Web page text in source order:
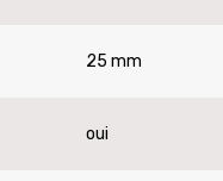
25 mm
oui